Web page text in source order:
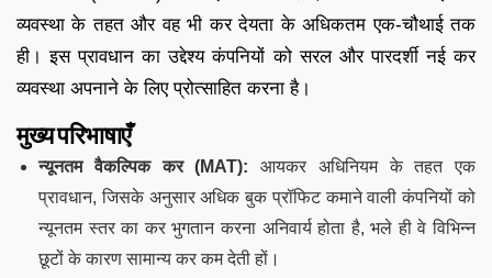
व्यवस्था के तहत और वह भी कर देयता के अधिकतम एक-चौथाई तक
ही। इस प्रावधान का उद्देश्य कंपनियों को सरल और पारदर्शी नई कर
व्यवस्था अपनाने के लिए प्रोत्साहित करना है।
मुख्य परिभाषाएँ
न्यूनतम वैकल्पिक कर (MAT): आयकर अधिनियम के तहत एक
प्रावधान, जिसके अनुसार अधिक बुक प्रॉफिट कमाने वाली कंपनियों को
न्यूनतम स्तर का कर भुगतान करना अनिवार्य होता है, भले ही वे विभिन्न
छूटों के कारण सामान्य कर कम देती हों।